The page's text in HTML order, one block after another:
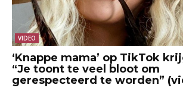
VIDEO
‘Knappe mama’ op TikTok
“Je toont te veel bloot om
gerespecteerd te worden”